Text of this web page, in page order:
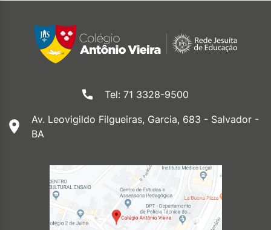
Tel: 71 3328-9500
Av. Leovigildo Filgueiras, Garcia, 683 - Salvador -
BA